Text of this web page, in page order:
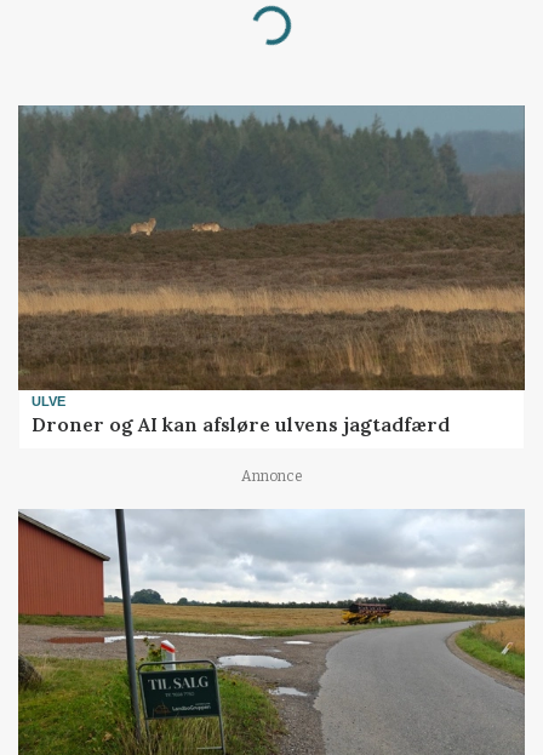
Loading...
ULVE
Droner og AI kan afsløre ulvens jagtadfærd
Annonce